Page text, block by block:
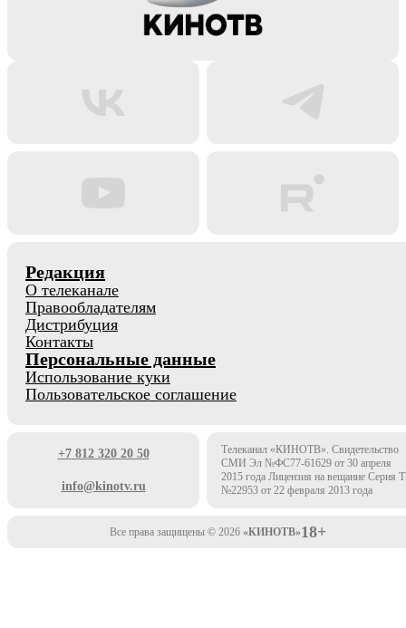
Редакция
О телеканале
Правообладателям
Дистрибуция
Контакты
Персональные данные
Использование куки
Пользовательское соглашение
+7 812 320 20 50
info@kinotv.ru
Телеканал «КИНОТВ». Свидетельство
СМИ Эл №ФС77-61629 от 30 апреля
2015 года Лицензия на вещание Серия
№22953 от 22 февраля 2013 года
Все права защищены © 2026 «КИНОТВ»18+